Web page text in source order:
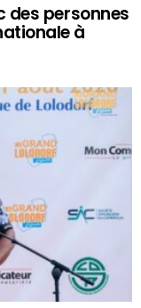
des personnes
à